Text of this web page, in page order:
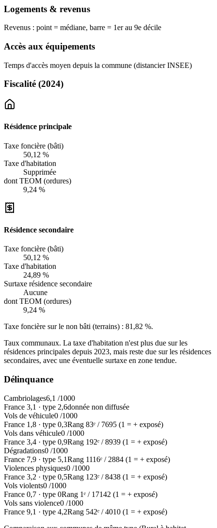
Logements & revenus
Revenus : point = médiane, barre = 1er au 9e décile
Accès aux équipements
Temps d'accès moyen depuis la commune (distancier INSEE)
Fiscalité (2024)
Résidence principale
Taxe foncière (bâti)
50,12 %
Taxe d'habitation
Supprimée
dont TEOM (ordures)
9,24 %
Résidence secondaire
Taxe foncière (bâti)
50,12 %
Taxe d'habitation
24,89 %
Surtaxe résidence secondaire
Aucune
dont TEOM (ordures)
9,24 %
Taxe foncière sur le non bâti (terrains) : 81,82 %.
Taux communaux. La taxe d'habitation n'est plus due sur les
résidences principales depuis 2023, mais reste due sur les résidences
secondaires, avec une éventuelle surtaxe en zone tendue.
Délinquance
Cambriolages6,1 /1000
France 3,1 · type 2,6donnée non diffusée
Vols de véhicule0 /1000
France 1,8 · type 0,3Rang 83ᵉ / 7695 (1 = + exposé)
Vols dans véhicule0 /1000
France 3,4 · type 0,9Rang 192ᵉ /8939 (1 = + exposé)
Dégradations0 /1000
France 7,9 · type 5,1Rang 1116ᵉ / 2884 (1 = + exposé)
Violences physiques0 /1000
France 3,2 · type 0,5Rang 123ᵉ /8438 (1 = + exposé)
Vols violents0 /1000
France 0,7 · type 0Rang 1ᵉ / 17142 (1 = + exposé)
Vols sans violence0 /1000
France 9,1 · type 4,2Rang 542ᵉ /4010 (1 = + exposé)